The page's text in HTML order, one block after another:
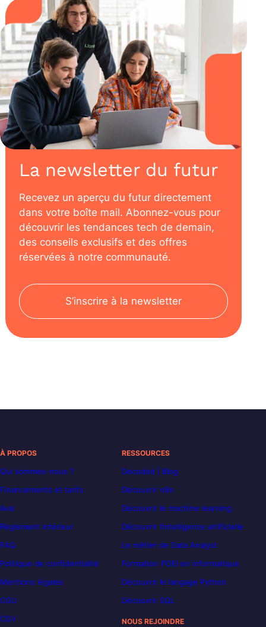
La newsletter du futur
Recevez un aperçu du futur directement
dans votre boîte mail. Abonnez-vous pour
découvrir les tendances tech de demain,
des conseils exclusifs et des offres
réservées à notre communauté.
S’inscrire à la newsletter
À PROPOS
Qui sommes-nous ?
Financements et tarifs
Avis
Règlement intérieur
FAQ
Politique de confidentialité
Mentions légales
CGU
CGV
RESSOURCES
Decoded | Blog
Découvrir n8n
Découvrir le machine learning
Découvrir l’intelligence artificielle
Le métier de Data Analyst
Formation POEI en informatique
Découvrir le langage Python
Découvrir SQL
NOUS REJOINDRE